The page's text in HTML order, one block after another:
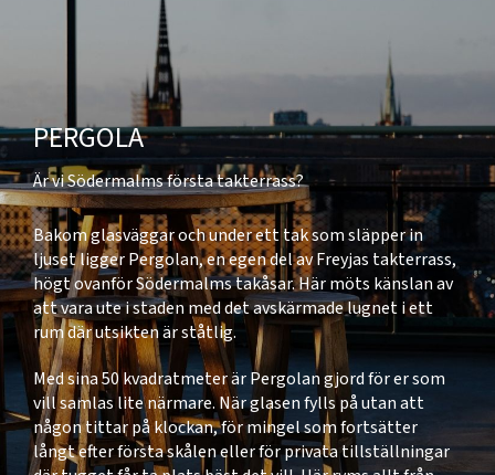
PERGOLA
Är vi Södermalms första takterrass?
Bakom glasväggar och under ett tak som släpper in
ljuset ligger Pergolan, en egen del av Freyjas takterrass,
högt ovanför Södermalms takåsar. Här möts känslan av
att vara ute i staden med det avskärmade lugnet i ett
rum där utsikten är ståtlig.
Med sina 50 kvadratmeter är Pergolan gjord för er som
vill samlas lite närmare. När glasen fylls på utan att
någon tittar på klockan, för mingel som fortsätter
långt efter första skålen eller för privata tillställningar